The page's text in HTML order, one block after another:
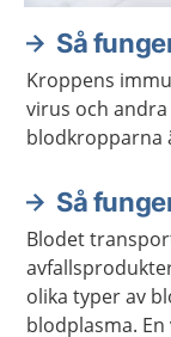
Så
Kroppens
virus och
blodkropparna
Så
Blodet
olika typer av
blodplasma.